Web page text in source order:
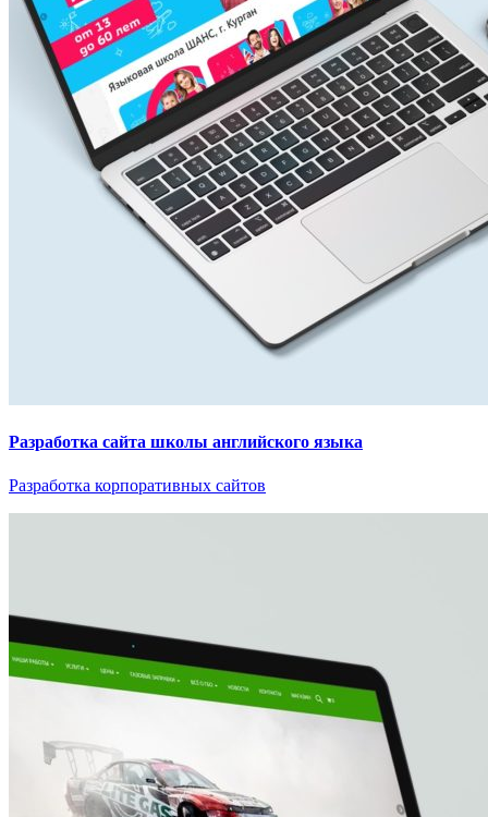
Разработка сайта школы английского языка
Разработка корпоративных сайтов